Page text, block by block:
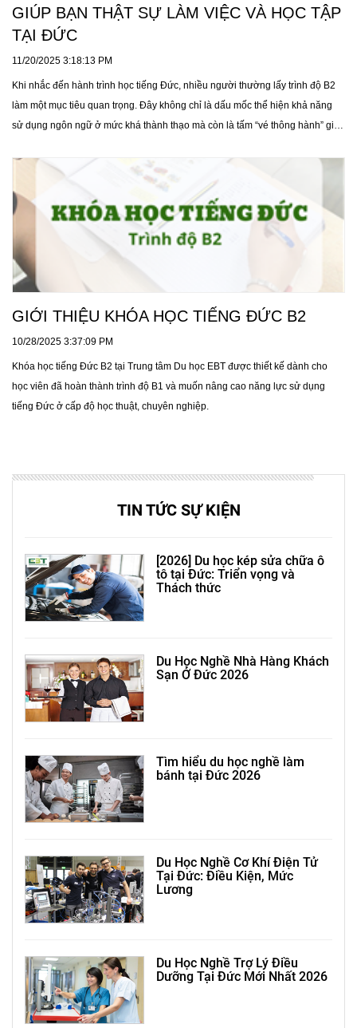
GIÚP BẠN THẬT SỰ LÀM VIỆC VÀ HỌC TẬP
TẠI ĐỨC
11/20/2025 3:18:13 PM
Khi nhắc đến hành trình học tiếng Đức, nhiều người thường lấy trình độ B2
làm một mục tiêu quan trọng. Đây không chỉ là dấu mốc thể hiện khả năng
sử dụng ngôn ngữ ở mức khá thành thạo mà còn là tấm “vé thông hành” giúp
Vậy trình độ B2 trong tiếng Đức thực chất là gì, và vì sao nó lại quan trọng
đến vậy đối với những ai có dự định du học, du học nghề hoặc sống lâu dài
tại Đức?
GIỚI THIỆU KHÓA HỌC TIẾNG ĐỨC B2
10/28/2025 3:37:09 PM
Khóa học tiếng Đức B2 tại Trung tâm Du học EBT được thiết kế dành cho
học viên đã hoàn thành trình độ B1 và muốn nâng cao năng lực sử dụng
tiếng Đức ở cấp độ học thuật, chuyên nghiệp.
TIN TỨC SỰ KIỆN
[2026] Du học kép sửa chữa ô
tô tại Đức: Triển vọng và
Thách thức
Du Học Nghề Nhà Hàng Khách
Sạn Ở Đức 2026
Tìm hiểu du học nghề làm
bánh tại Đức 2026
Du Học Nghề Cơ Khí Điện Tử
Tại Đức: Điều Kiện, Mức
Lương
Du Học Nghề Trợ Lý Điều
Dưỡng Tại Đức Mới Nhất 2026